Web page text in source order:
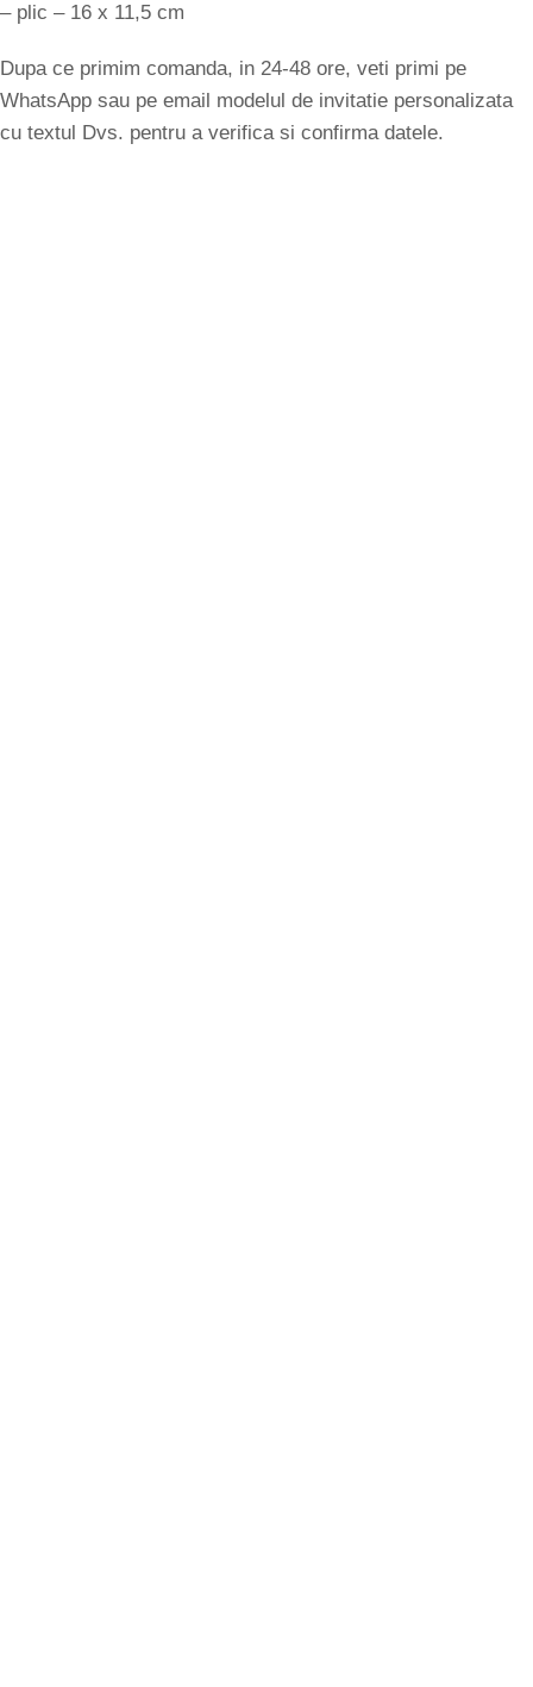
– plic – 16 x 11,5 cm
Dupa ce primim comanda, in 24-48 ore, veti primi pe
WhatsApp sau pe email modelul de invitatie personalizata
cu textul Dvs. pentru a verifica si confirma datele.